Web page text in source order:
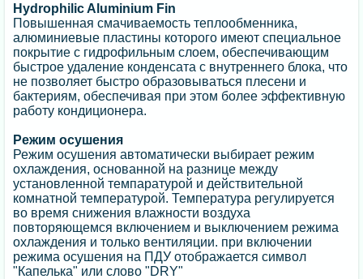
Hydrophilic Aluminium Fin
Повышенная смачиваемость теплообменника,
алюминиевые пластины которого имеют специальное
покрытие с гидрофильным слоем, обеспечивающим
быстрое удаление конденсата с внутреннего блока, что
не позволяет быстро образовываться плесени и
бактериям, обеспечивая при этом более эффективную
работу кондиционера.
Режим осушения
Режим осушения автоматически выбирает режим
охлаждения, основанной на разнице между
установленной темпаратурой и действительной
комнатной температурой. Температура регулируется
во время снижения влажности воздуха
повторяющемся включением и выключением режима
охлаждения и только вентиляции. при включении
режима осушения на ПДУ отображается символ
"Капелька" или слово "DRY"